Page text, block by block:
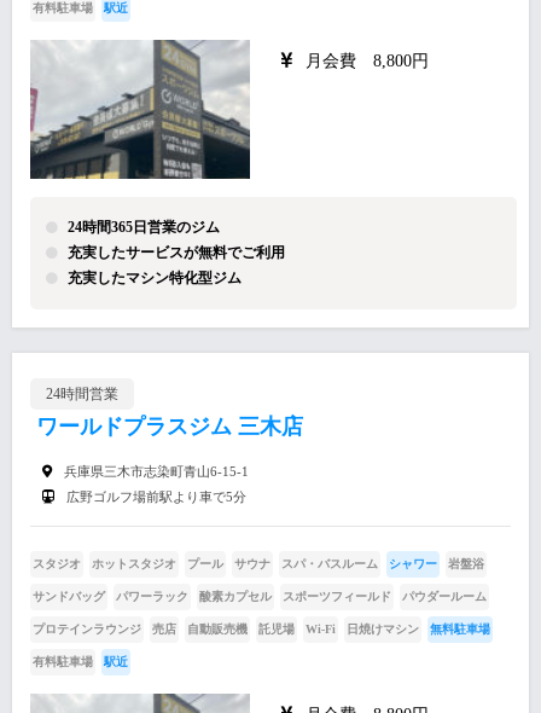
有料駐車場 駅近
月会費 8,800円
24時間365日営業のジム
充実したサービスが無料でご利用
充実したマシン特化型ジム
24時間営業
ワールドプラスジム 三木店
兵庫県三木市志染町青山6-15-1
広野ゴルフ場前駅より車で5分
スタジオ ホットスタジオ プール サウナ スパ・バスルーム シャワー 岩盤浴
サンドバッグ パワーラック 酸素カプセル スポーツフィールド パウダールーム
プロテインラウンジ 売店 自動販売機 託児場 Wi-Fi 日焼けマシン 無料駐車場
有料駐車場 駅近